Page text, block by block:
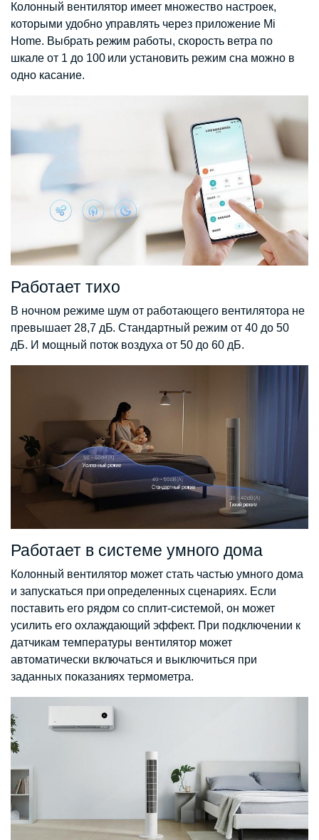
Колонный вентилятор имеет множество настроек,
которыми удобно управлять через приложение Mi
Home. Выбрать режим работы, скорость ветра по
шкале от 1 до 100 или установить режим сна можно в
одно касание.
Работает тихо
В ночном режиме шум от работающего вентилятора не
превышает 28,7 дБ. Стандартный режим от 40 до 50
дБ. И мощный поток воздуха от 50 до 60 дБ.
Работает в системе умного дома
Колонный вентилятор может стать частью умного дома
и запускаться при определенных сценариях. Если
поставить его рядом со сплит-системой, он может
усилить его охлаждающий эффект. При подключении к
датчикам температуры вентилятор может
автоматически включаться и выключиться при
заданных показаниях термометра.